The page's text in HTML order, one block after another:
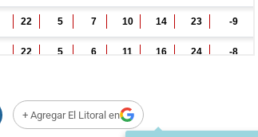
+ Agregar El Litoral en